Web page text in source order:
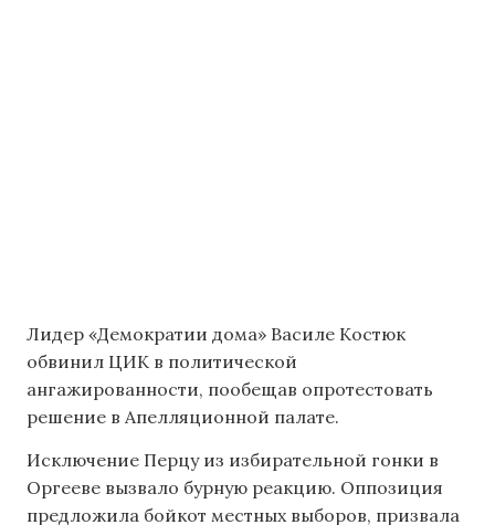
Лидер «Демократии дома» Василе Костюк
обвинил ЦИК в политической
ангажированности, пообещав опротестовать
решение в Апелляционной палате.
Исключение Перцу из избирательной гонки в
Оргееве вызвало бурную реакцию. Оппозиция
предложила бойкот местных выборов, призвала